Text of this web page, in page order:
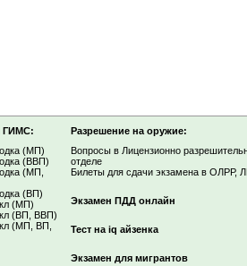
ГИМС:
(МП)
(ВВП)
(МП,
(ВП)
(МП)
(ВП, ВВП)
(МП, ВП,
Разрешение на оружие:
Вопросы в Лицензионно
отделе
Билеты для сдачи экзамена в ОЛРР,
Экзамен ПДД онлайн
Тест на iq айзенка
Экзамен для мигрантов